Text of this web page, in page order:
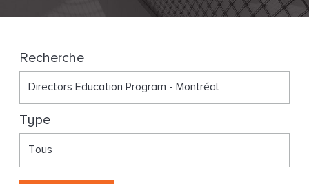
n
u
n
g
Recherche
Type